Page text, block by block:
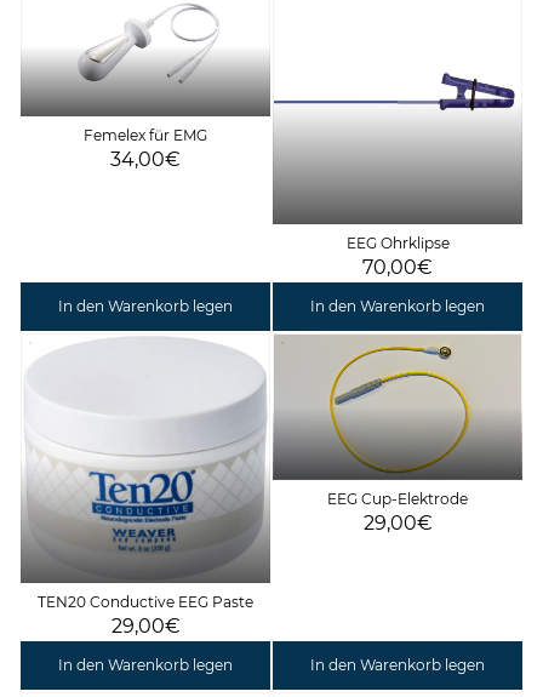
Femelex für EMG
34,00€
In den Warenkorb legen
EEG Ohrklipse
70,00€
In den Warenkorb legen
TEN20 Conductive EEG Paste
29,00€
In den Warenkorb legen
EEG Cup-Elektrode
29,00€
In den Warenkorb legen